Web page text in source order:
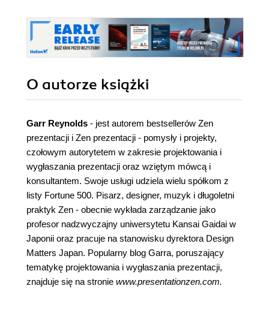
O autorze książki
Garr Reynolds - jest autorem bestsellerów Zen
prezentacji i Zen prezentacji - pomysły i projekty,
czołowym autorytetem w zakresie projektowania i
wygłaszania prezentacji oraz wziętym mówcą i
konsultantem. Swoje usługi udziela wielu spółkom z
listy Fortune 500. Pisarz, designer, muzyk i długoletni
praktyk Zen - obecnie wykłada zarządzanie jako
profesor nadzwyczajny uniwersytetu Kansai Gaidai w
Japonii oraz pracuje na stanowisku dyrektora Design
Matters Japan. Popularny blog Garra, poruszający
tematykę projektowania i wygłaszania prezentacji,
znajduje się na stronie www.presentationzen.com.